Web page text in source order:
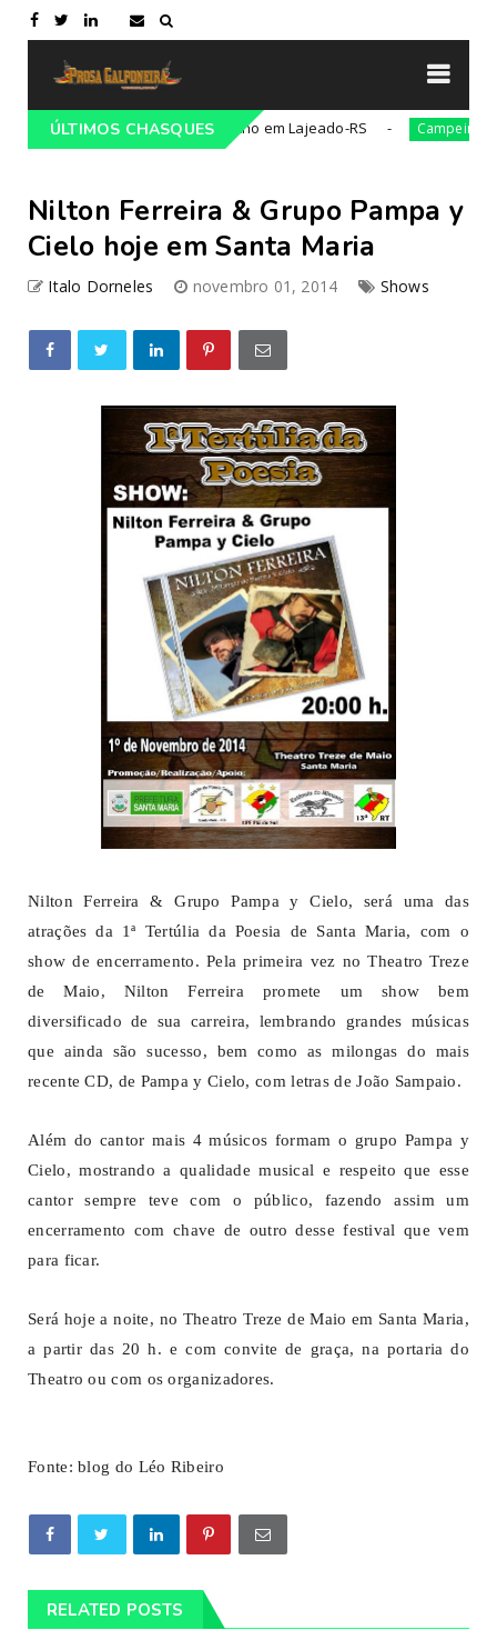
ÚLTIMOS CHASQUES
Tradicionalista Gaúcho em Lajeado-RS Campeiro 21ª
Nilton Ferreira & Grupo Pampa y
Cielo hoje em Santa Maria
Italo Dorneles novembro 01, 2014 Shows
Nilton Ferreira & Grupo Pampa y Cielo, será uma das
atrações da 1ª Tertúlia da Poesia de Santa Maria, com o
show de encerramento. Pela primeira vez no Theatro Treze
de Maio, Nilton Ferreira promete um show bem
diversificado de sua carreira, lembrando grandes músicas
que ainda são sucesso, bem como as milongas do mais
recente CD, de Pampa y Cielo, com letras de João Sampaio.
Além do cantor mais 4 músicos formam o grupo Pampa y
Cielo, mostrando a qualidade musical e respeito que esse
cantor sempre teve com o público, fazendo assim um
encerramento com chave de outro desse festival que vem
para ficar.
Será hoje a noite, no Theatro Treze de Maio em Santa Maria,
a partir das 20 h. e com convite de graça, na portaria do
Theatro ou com os organizadores.
Fonte: blog do Léo Ribeiro
RELATED POSTS